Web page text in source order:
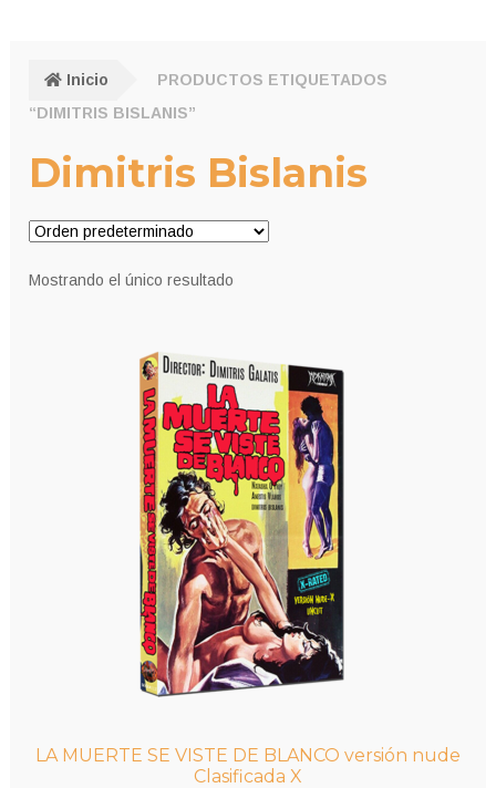
Inicio
PRODUCTOS ETIQUETADOS
“DIMITRIS BISLANIS”
Dimitris Bislanis
Mostrando el único resultado
LA MUERTE SE VISTE DE BLANCO versión nude
Clasificada X